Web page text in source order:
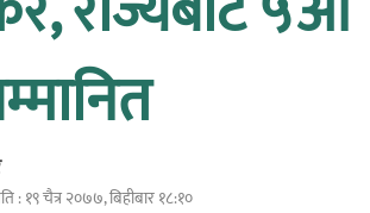
:१९ चैत्र २०७७, बिहीबार १८:१०